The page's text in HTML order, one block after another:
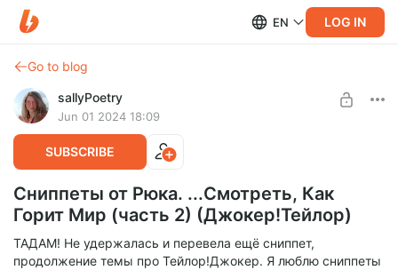
EN LOG IN
Go to blog
sallyPoetry
Jun 01 2024 18:09
SUBSCRIBE
Сниппеты от Рюка. ...Смотреть, Как
Горит Мир (часть 2) (Джокер!Тейлор)
ТАДАМ! Не удержалась и перевела ещё сниппет,
продолжение темы про Тейлор!Джокер. Я люблю сниппеты